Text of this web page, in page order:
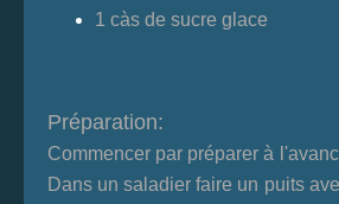
1 càs de sucre glace
Préparation:
Commencer par préparer à
Dans un saladier faire un puits